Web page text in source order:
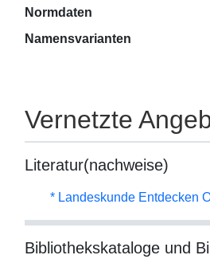
Normdaten
Namensvarianten
Vernetzte
Literatur(nachweise)
* Landeskunde Entdecken
Bibliothekskataloge und